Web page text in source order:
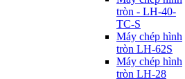
tròn - LH-40-
TC-S
Máy chép hình
tròn LH-62S
Máy chép hình
tròn LH-28